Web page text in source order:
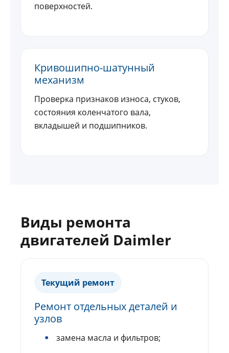
поверхностей.
Кривошипно-шатунный
механизм
Проверка признаков износа, стуков,
состояния коленчатого вала,
вкладышей и подшипников.
Виды ремонта
двигателей Daimler
Текущий ремонт
Ремонт отдельных деталей и
узлов
замена масла и фильтров;